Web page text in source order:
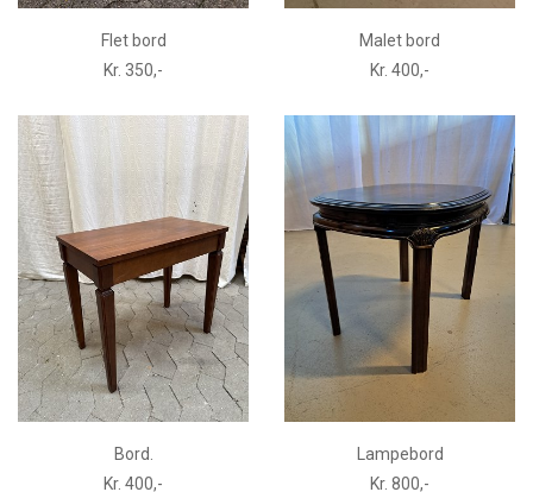
Flet bord
Kr. 350,-
Malet bord
Kr. 400,-
Bord.
Kr. 400,-
Lampebord
Kr. 800,-